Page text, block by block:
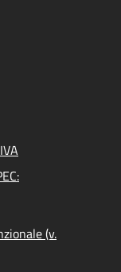
(v.